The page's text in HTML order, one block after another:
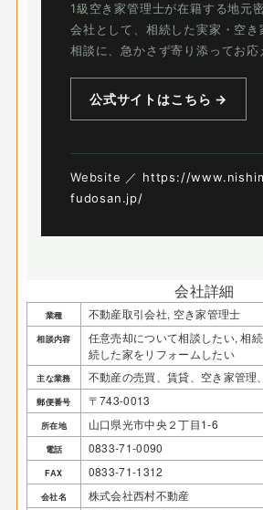
1級空き家管理士が在籍する地元
会社として、相続した実家・空き
相談に、急かさず寄り添ってお応
公式サイトはこちら →
Website ／ https://
fudosan.jp/
会社詳細
業種 不動産取引会社, 空き家管理士
相談内容
任意売却について相談したい, 相
続した家をリフォームしたい
主な業務 不動産の売買、賃貸、空き家管理
郵便番号 〒743-0013
所在地 山口県光市中央２丁目1-6
電話 0833-71-0090
FAX 0833-71-1312
会社名 株式会社西村不動産